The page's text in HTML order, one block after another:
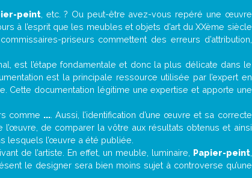
peint , etc. ? Ou peut-être avez-vous repéré une œuvre
à l’esprit que les meubles et objets d’art du XXème siècle
priseurs commettent des erreurs d’attribution,
est l’étape fondamentale et donc la plus délicate dans le
est la principale ressource utilisée par l’expert en
Cette documentation légitime une expertise et apporte une
comme .... Aussi, l’identification d’une œuvre et sa correcte
l’œuvre, de comparer la vôtre aux résultats obtenus et ainsi
lesquels l’œuvre a été publiée.
de l’artiste. En effet, un meuble, luminaire, Papier-peint,
le designer sera bien moins sujet à controverse qu’une